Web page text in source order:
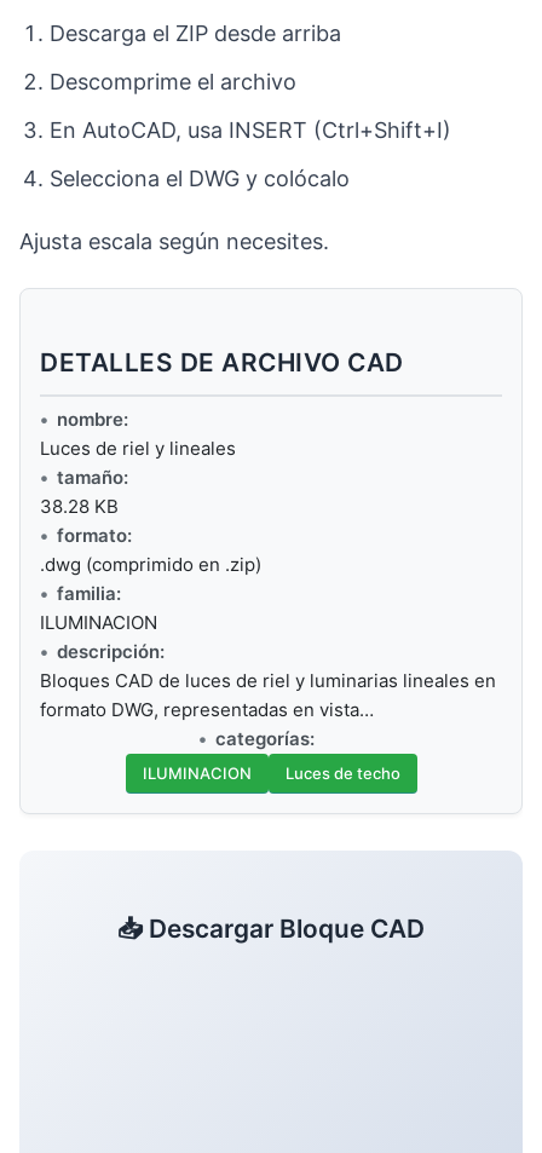
Descarga el ZIP desde arriba
Descomprime el archivo
En AutoCAD, usa INSERT (Ctrl+Shift+I)
Selecciona el DWG y colócalo
Ajusta escala según necesites.
DETALLES DE ARCHIVO CAD
nombre:
Luces de riel y lineales
tamaño:
38.28 KB
formato:
.dwg (comprimido en .zip)
familia:
ILUMINACION
descripción:
Bloques CAD de luces de riel y luminarias lineales en
formato DWG, representadas en vista…
categorías:
ILUMINACION Luces de techo
📥 Descargar Bloque CAD